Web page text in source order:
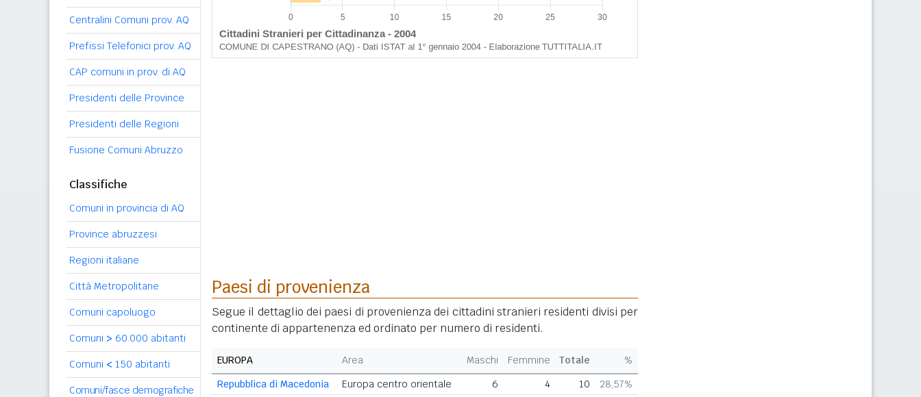
Centralini Comuni prov. AQ
Prefissi Telefonici prov. AQ
CAP comuni in prov. di AQ
Presidenti delle Province
Presidenti delle Regioni
Fusione Comuni Abruzzo
Classifiche
Comuni in provincia di AQ
Province abruzzesi
Regioni italiane
Città Metropolitane
Comuni capoluogo
Comuni > 60.000 abitanti
Comuni < 150 abitanti
Comuni/fasce demografiche
Paesi di provenienza
Segue il dettaglio dei paesi di provenienza dei cittadini stranieri residenti divisi per
continente di appartenenza ed ordinato per numero di residenti.
EUROPA Area Maschi Femmine Totale
%
Repubblica di Macedonia
Europa centro orientale 6 4 10
28,57%